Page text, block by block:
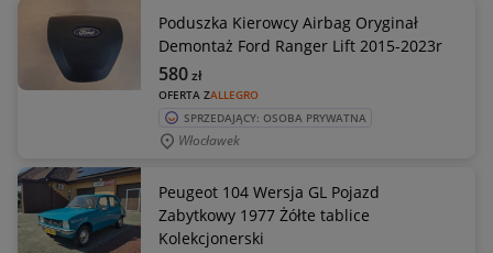
Poduszka Kierowcy Airbag Oryginał
Demontaż Ford Ranger Lift 2015-2023r
OFERTA ZALLEGRO
580zł
SPRZEDAJĄCY: OSOBA PRYWATNA
Włocławek
Peugeot 104 Wersja GL Pojazd
Zabytkowy 1977 Żółte tablice
Kolekcjonerski